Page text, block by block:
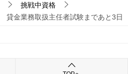
挑戦中資格
貸金業務取扱主任者試験まであと3日